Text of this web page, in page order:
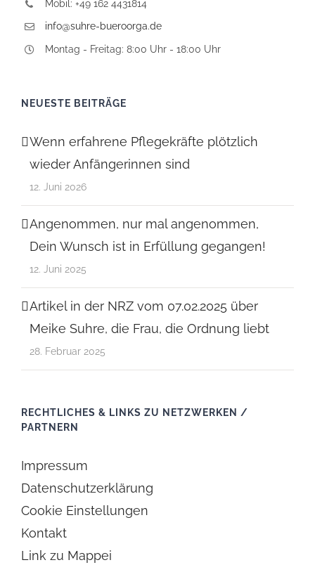
Mobil: +49 162 4431814
info@suhre-bueroorga.de
Montag - Freitag: 8:00 Uhr - 18:00 Uhr
NEUESTE BEITRÄGE
Wenn erfahrene Pflegekräfte plötzlich
wieder Anfängerinnen sind
12. Juni 2026
Angenommen, nur mal angenommen,
Dein Wunsch ist in Erfüllung gegangen!
12. Juni 2025
Artikel in der NRZ vom 07.02.2025 über
Meike Suhre, die Frau, die Ordnung liebt
28. Februar 2025
RECHTLICHES & LINKS ZU NETZWERKEN /
PARTNERN
Impressum
Datenschutzerklärung
Cookie Einstellungen
Kontakt
Link zu Mappei